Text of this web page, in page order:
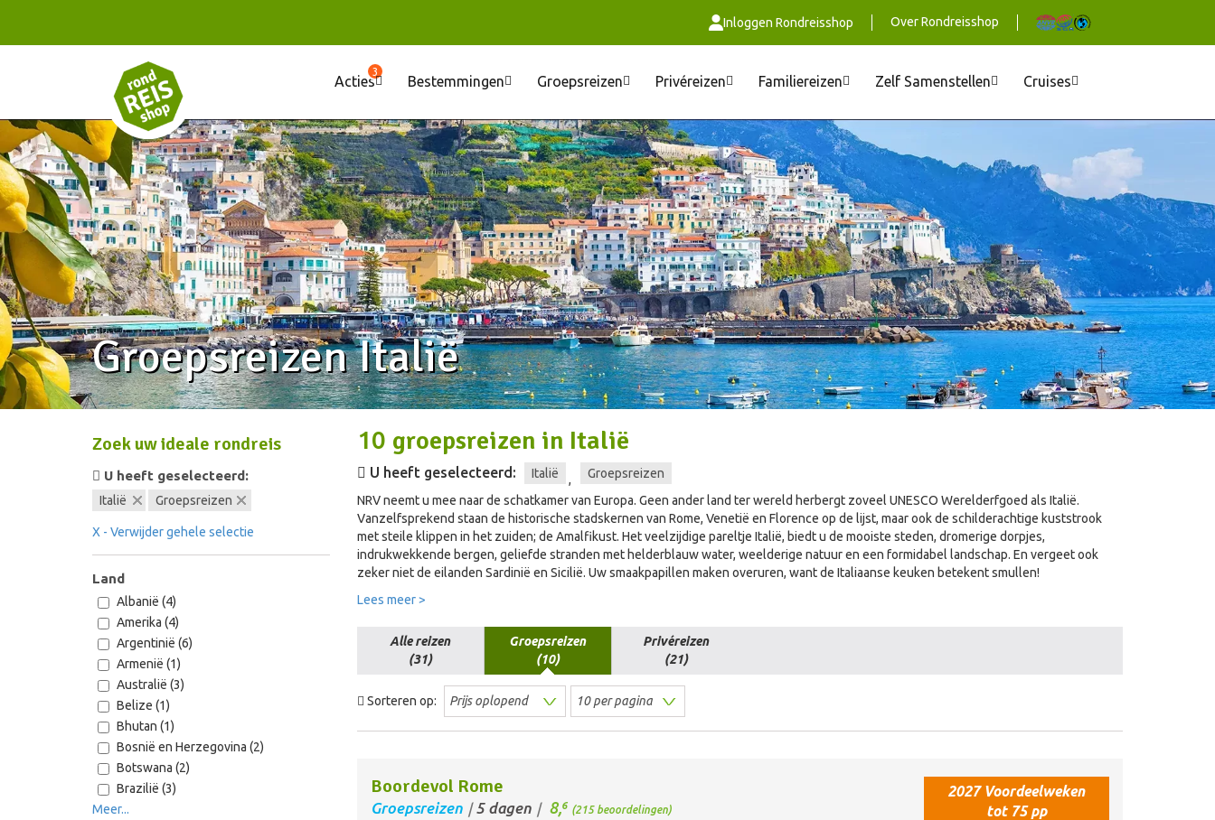
Inloggen Rondreisshop Over Rondreisshop
Acties
3
Bestemmingen Groepsreizen Privéreizen Familiereizen Zelf Samenstellen Cruises
Groepsreizen Italië
Zoek uw ideale rondreis
U heeft geselecteerd:
Italië Groepsreizen
X - Verwijder gehele selectie
Land
Albanië (4)
Amerika (4)
Argentinië (6)
Armenië (1)
Australië (3)
Belize (1)
Bhutan (1)
Bosnië en Herzegovina (2)
Botswana (2)
Brazilië (3)
Meer...
10 groepsreizen in Italië
U heeft geselecteerd: Italië ,
Groepsreizen
NRV neemt u mee naar de schatkamer van Europa. Geen ander land ter wereld herbergt zoveel UNESCO Werelderfgoed als Italië.
Vanzelfsprekend staan de historische stadskernen van Rome, Venetië en Florence op de lijst, maar ook de schilderachtige kuststrook
met steile klippen in het zuiden; de Amalfikust. Het veelzijdige pareltje Italië, biedt u de mooiste steden, dromerige dorpjes,
indrukwekkende bergen, geliefde stranden met helderblauw water, weelderige natuur en een formidabel landschap. En vergeet ook
zeker niet de eilanden Sardinië en Sicilië. Uw smaakpapillen maken overuren, want de Italiaanse keuken betekent smullen!
Lees meer >
Alle reizen
(31)
Groepsreizen
(10)
Privéreizen
(21)
Sorteren op:
Boordevol Rome
Groepsreizen / 5 dagen / 8, 6 (215 beoordelingen)
2027 Voordeelweken
tot 75 pp